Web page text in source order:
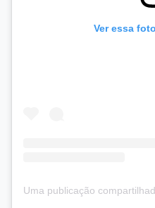
Ver essa